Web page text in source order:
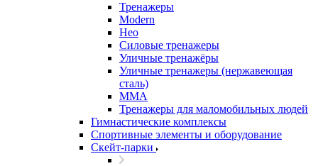
Тренажеры
Modern
Нео
Силовые тренажеры
Уличные тренажёры
Уличные тренажеры (нержавеющая
сталь)
ММА
Тренажеры для маломобильных людей
Гимнастические комплексы
Спортивные элементы и оборудование
Скейт-парки